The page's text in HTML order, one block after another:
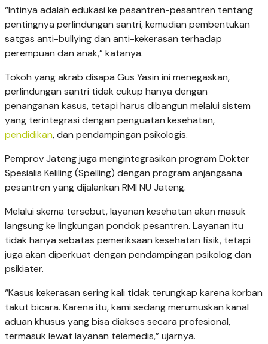
“Intinya adalah edukasi ke pesantren-pesantren tentang
pentingnya perlindungan santri, kemudian pembentukan
satgas anti-bullying dan anti-kekerasan terhadap
perempuan dan anak,” katanya.
Tokoh yang akrab disapa Gus Yasin ini menegaskan,
perlindungan santri tidak cukup hanya dengan
penanganan kasus, tetapi harus dibangun melalui sistem
yang terintegrasi dengan penguatan kesehatan,
pendidikan, dan pendampingan psikologis.
Pemprov Jateng juga mengintegrasikan program Dokter
Spesialis Keliling (Spelling) dengan program anjangsana
pesantren yang dijalankan RMI NU Jateng.
Melalui skema tersebut, layanan kesehatan akan masuk
langsung ke lingkungan pondok pesantren. Layanan itu
tidak hanya sebatas pemeriksaan kesehatan fisik, tetapi
juga akan diperkuat dengan pendampingan psikolog dan
psikiater.
“Kasus kekerasan sering kali tidak terungkap karena korban
takut bicara. Karena itu, kami sedang merumuskan kanal
aduan khusus yang bisa diakses secara profesional,
termasuk lewat layanan telemedis,” ujarnya.